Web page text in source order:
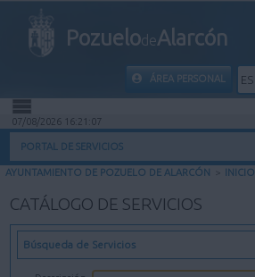
PozuelodeAlarcón
ÁREA PERSONAL ES
INICIO
MI CARPETA
07/08/2026 16:21:08
PORTAL DE SERVICIOS
AYUNTAMIENTO DE POZUELO DE ALARCÓN > INICIO
CATÁLOGO DE SERVICIOS
Búsqueda de Servicios